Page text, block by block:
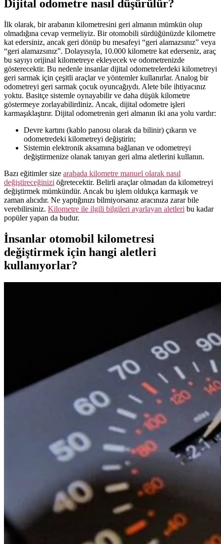
Dijital odometre nasıl düşürülür?
İlk olarak, bir arabanın kilometresini geri almanın mümkün olup
olmadığına cevap vermeliyiz. Bir otomobili sürdüğünüzde kilometre
kat edersiniz, ancak geri dönüp bu mesafeyi “geri alamazsınız” veya
“geri alamazsınız”. Dolayısıyla, 10.000 kilometre kat ederseniz, araç
bu sayıyı orijinal kilometreye ekleyecek ve odometrenizde
gösterecektir. Bu nedenle insanlar dijital odometrelerdeki kilometreyi
geri sarmak için çeşitli araçlar ve yöntemler kullanırlar. Analog bir
odometreyi geri sarmak çocuk oyuncağıydı. Alete bile ihtiyacınız
yoktu. Basitçe sistemle oynayabilir ve daha düşük kilometre
göstermeye zorlayabilirdiniz. Ancak, dijital odometre işleri
karmaşıklaştırır. Dijital odometrenin geri almanın iki ana yolu vardır:
Devre kartını (kablo panosu olarak da bilinir) çıkarın ve
odometredeki kilometreyi değiştirin;
Sistemin elektronik aksamına bağlanan ve odometreyi
değiştirmenize olanak tanıyan geri alma aletlerini kullanın.
Bazı eğitimler size arabada kilometre manuel olarak nasıl
değiştireceğinizi öğretecektir. Belirli araçlar olmadan da kilometreyi
değiştirmek mümkündür. Ancak bu işlem oldukça karmaşık ve
zaman alıcıdır. Ne yaptığınızı bilmiyorsanız aracınıza zarar bile
verebilirsiniz. Kilometre ile ilgili bilgileri ayarlayan aletleri bu kadar
popüler yapan da budur.
İnsanlar otomobil kilometresi
değiştirmek için hangi aletleri
kullanıyorlar?